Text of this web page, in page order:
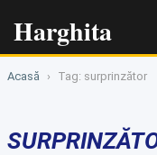
Harghita
Acasă › Tag: surprinzător